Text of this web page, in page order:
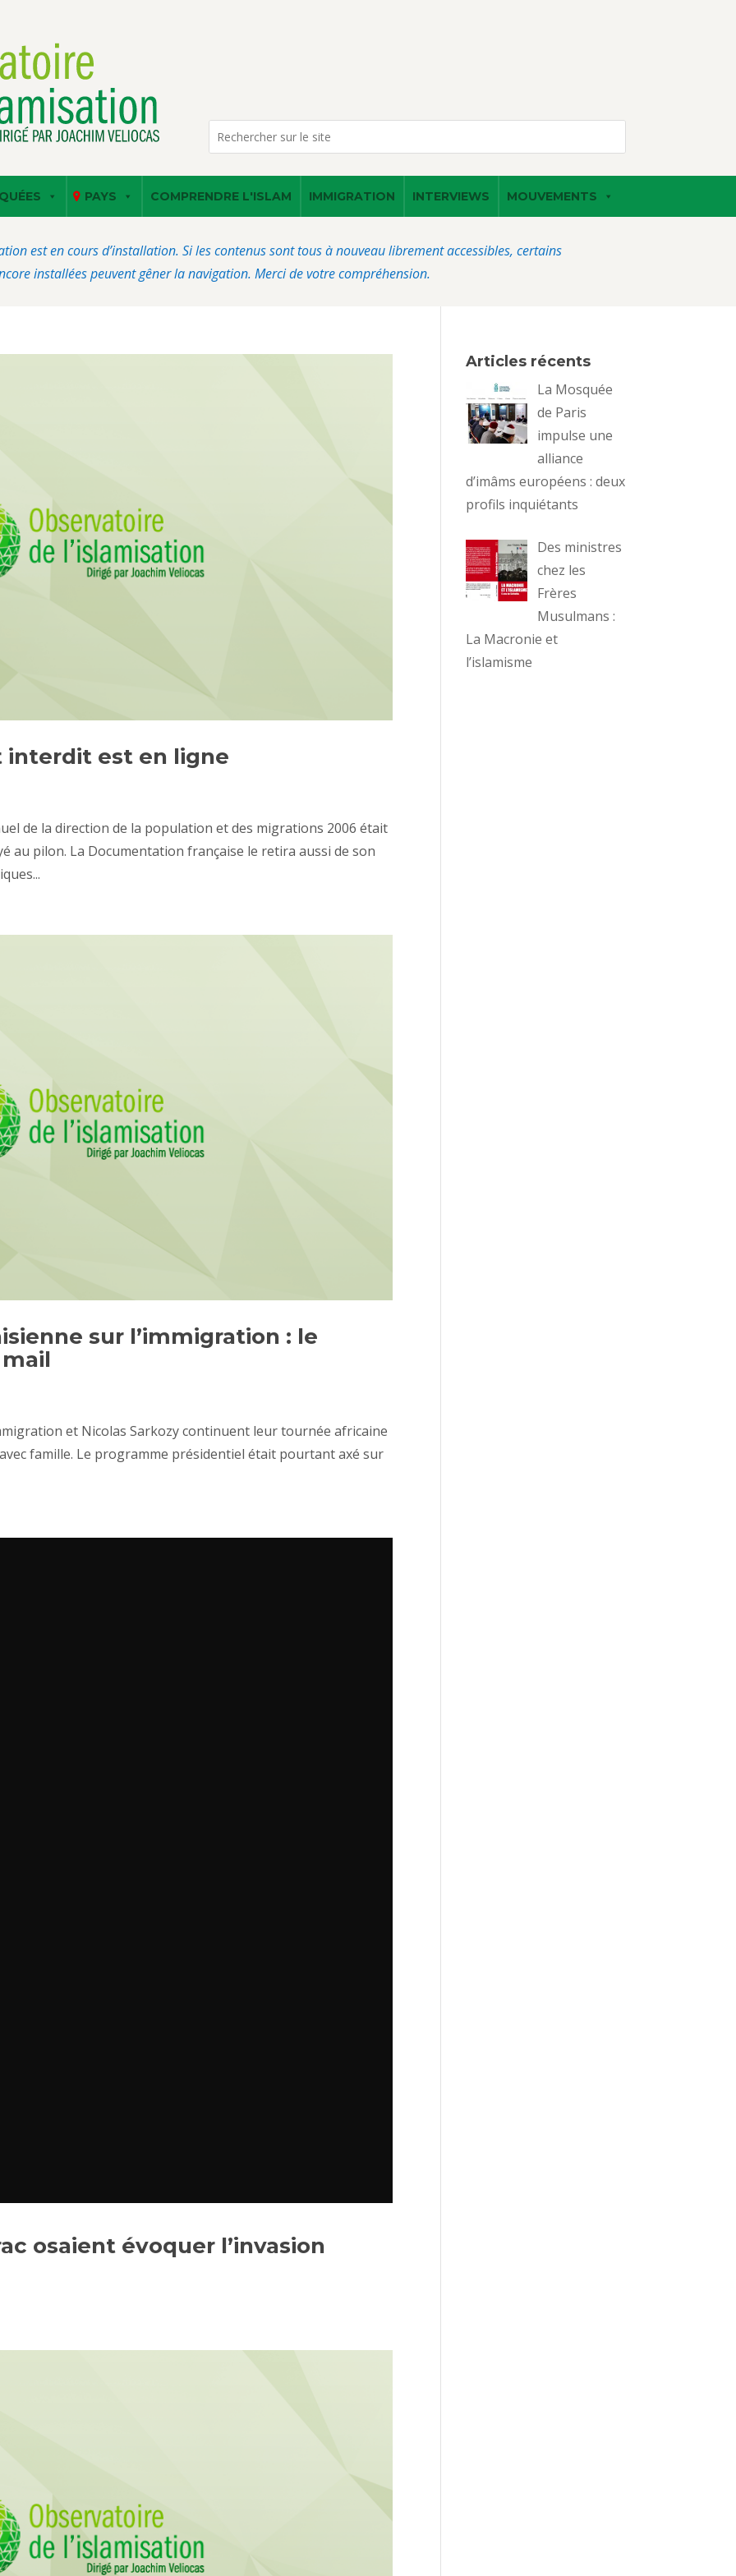
PAYS COMPRENDRE L'ISLAM IMMIGRATION INTERVIEWS MOUVEMENTS
est en cours d’installation. Si les contenus sont tous à nouveau librement accessibles, certains
installées peuvent gêner la navigation. Merci de votre compréhension.
interdit est en ligne
de la direction de la population et des migrations 2006 était
au pilon. La Documentation française le retira aussi de son
sur l’immigration : le
et Nicolas Sarkozy continuent leur tournée africaine
famille. Le programme présidentiel était pourtant axé sur
osaient évoquer l’invasion
Articles récents
La Mosquée
de Paris
impulse une
alliance
d’imâms européens : deux
profils inquiétants
Des ministres
chez les
Frères
Musulmans :
La Macronie et
l’islamisme